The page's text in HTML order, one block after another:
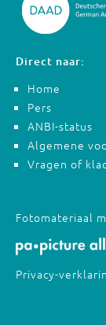
Direct naar:
Home
Pers
ANBI-status
Algemene
Vragen of
Fotomateriaal
Privacy-